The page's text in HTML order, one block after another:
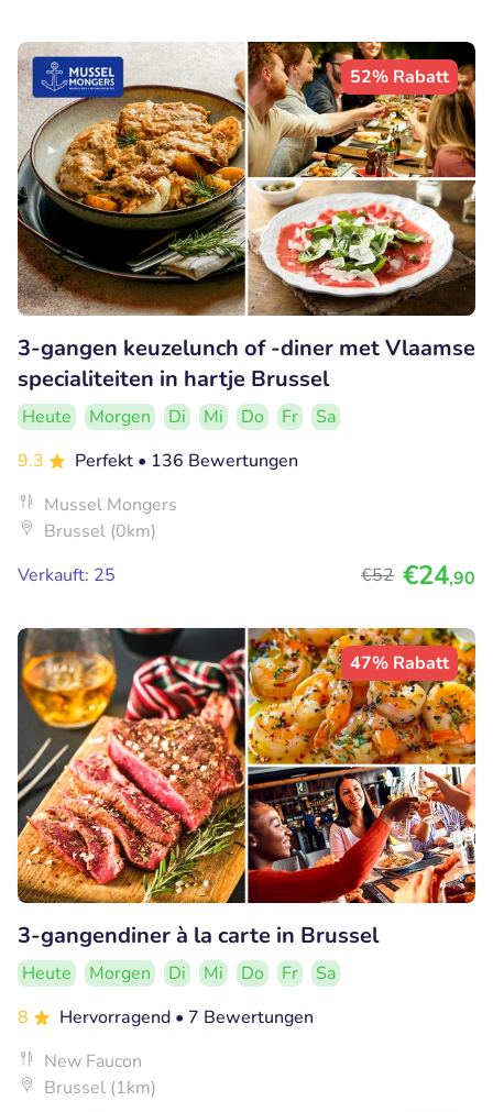
52% Rabatt
3-gangen keuzelunch of -diner met Vlaamse
specialiteiten in hartje Brussel
Heute Morgen Di Mi Do Fr
Sa
9.3
Perfekt • 136 Bewertungen
Mussel Mongers
Brussel (0km)
Verkauft: 25
€52 €24,90
47% Rabatt
3-gangendiner à la carte in Brussel
Heute Morgen Di Mi Do Fr
Sa
8
Hervorragend • 7 Bewertungen
New Faucon
Brussel (1km)